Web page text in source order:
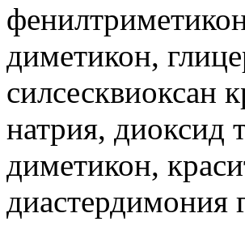
диметикон,
силсесквиоксан
натрия, диоксид
диметикон,
диастердимония